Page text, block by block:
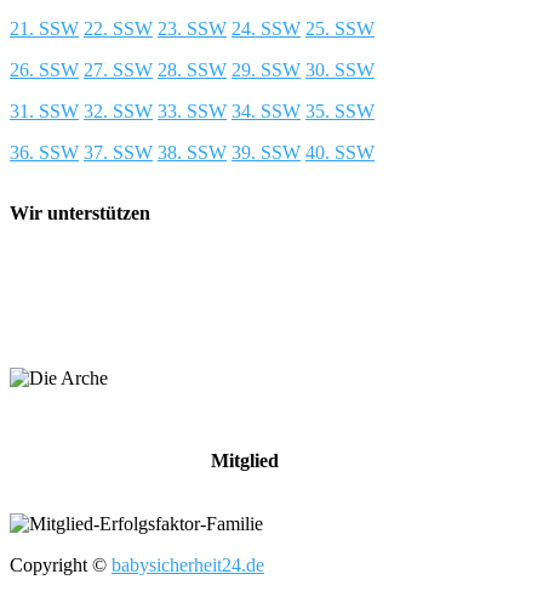
21. SSW 22. SSW 23. SSW 24. SSW 25. SSW
26. SSW 27. SSW 28. SSW 29. SSW 30. SSW
31. SSW 32. SSW 33. SSW 34. SSW 35. SSW
36. SSW 37. SSW 38. SSW 39. SSW 40. SSW
Wir unterstützen
Mitglied
Copyright © babysicherheit24.de